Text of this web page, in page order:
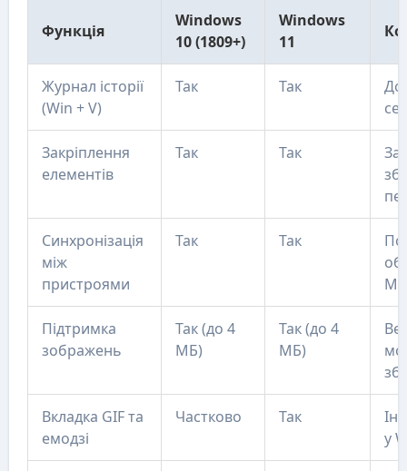
Функція
Windows
10 (1809+)
Windows
11
Журнал історії
(Win + V)
Так Так
До
Закріплення
елементів
Так Так
Синхронізація
між
пристроями
Так Так
Підтримка
зображень
Так (до 4
МБ)
Так (до 4
МБ)
Вкладка GIF та
емодзі
Частково Так
у